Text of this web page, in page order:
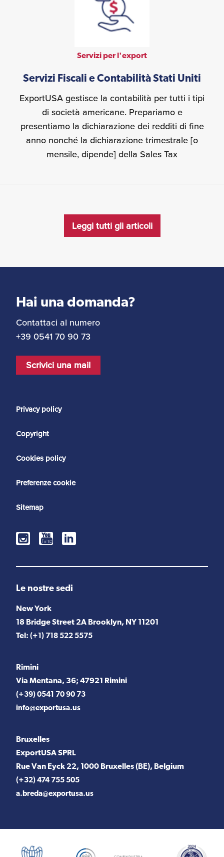
Servizi per l'export
Servizi Fiscali e Contabilità Stati Uniti
ExportUSA gestisce la contabilità per tutti i tipi
di società americane. Prepariamo e
presentiamo la dichiarazione dei redditi di fine
anno nonché la dichiarazione trimestrale [o
mensile, dipende] della Sales Tax
Leggi tutti gli articoli
Hai una domanda?
Contattaci al numero
+39 0541 70 90 73
Scrivici una mail
Privacy policy
Copyright
Cookies policy
Preferenze cookie
Sitemap
Le nostre sedi
New York
18 Bridge Street 2A Brooklyn, NY 11201
Tel: (+1) 718 522 5575
Rimini
Via Mentana, 36; 47921 Rimini
(+39) 0541 70 90 73
info@exportusa.us
Bruxelles
ExportUSA SPRL
Rue Van Eyck 22, 1000 Bruxelles (BE), Belgium
(+32) 474 755 505
a.breda@exportusa.us